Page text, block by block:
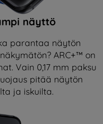
näyttö
parantaa näytön
ARC+™ on
Vain 0,17 mm paksu
pitää näytön
ja iskuilta.